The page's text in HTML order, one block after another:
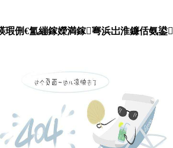
侀€氳繃鎵嬫満鎵弿浜岀淮鐮佸氨